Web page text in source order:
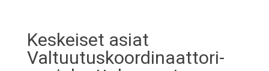
Keskeiset asiat
Valtuutuskoordinaattori-